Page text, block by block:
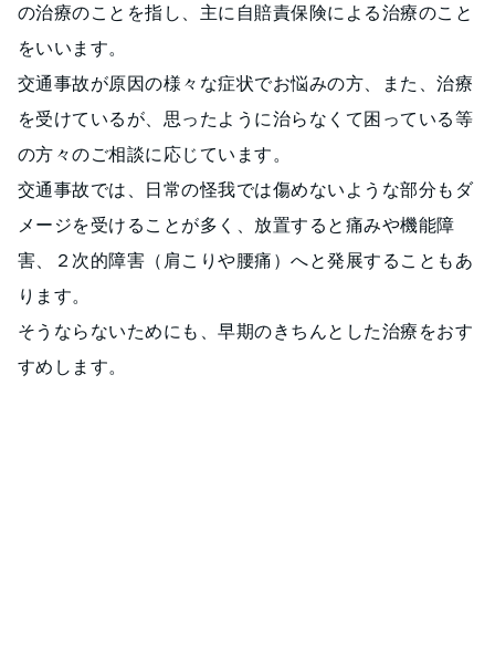
の治療のことを指し、主に自賠責保険による治療のこと
をいいます。
交通事故が原因の様々な症状でお悩みの方、また、治療
を受けているが、思ったように治らなくて困っている等
の方々のご相談に応じています。
交通事故では、日常の怪我では傷めないような部分もダ
メージを受けることが多く、放置すると痛みや機能障
害、２次的障害（肩こりや腰痛）へと発展することもあ
ります。
そうならないためにも、早期のきちんとした治療をおす
すめします。